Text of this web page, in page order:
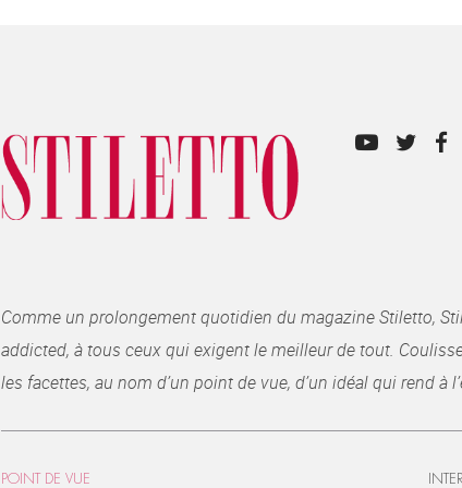
Comme un prolongement quotidien du magazine Stiletto,
addicted, à tous ceux qui exigent le meilleur de tout.
les facettes, au nom d’un point de vue, d’un idéal qui rend
POINT DE VUE